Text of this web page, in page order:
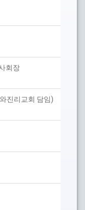
회장
진리교회 담임)